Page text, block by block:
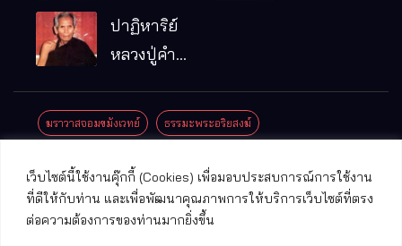
เว็บไซต์นี้ใช้งานคุ๊กกี้ (Cookies) เพื่อมอบประสบการณ์การใช้งาน
ที่ดีให้กับท่าน และเพื่อพัฒนาคุณภาพการให้บริการเว็บไซต์ที่ตรง
ต่อความต้องการของท่านมากยิ่งขึ้น
รมฐาน
คุณ (หลวง
ปู่บัวเกตุ
แล้ว วัดป่า
อ.แม่ริม
จ.เชียงใหม่
ปาฏิหาริย์
หลวงปู่คำ
มณี
ฆราวาสจอมขมังเวทย์ ธรรมะพระอริยสงฆ์
ปาฏิหาริย์พระเครื่อง พระธาตุศักดิ์สิทธิ์
พระพุทธรูปศักดิ์สิทธิ์ วัดที่สําคัญ